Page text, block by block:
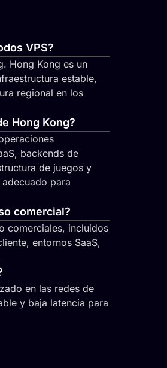
VPS?
Hong Kong es un
estable,
regional en los
Hong Kong?
backends de
de juegos y
para
comercial?
comerciales, incluidos
entornos SaaS,
en las redes de
y baja latencia para